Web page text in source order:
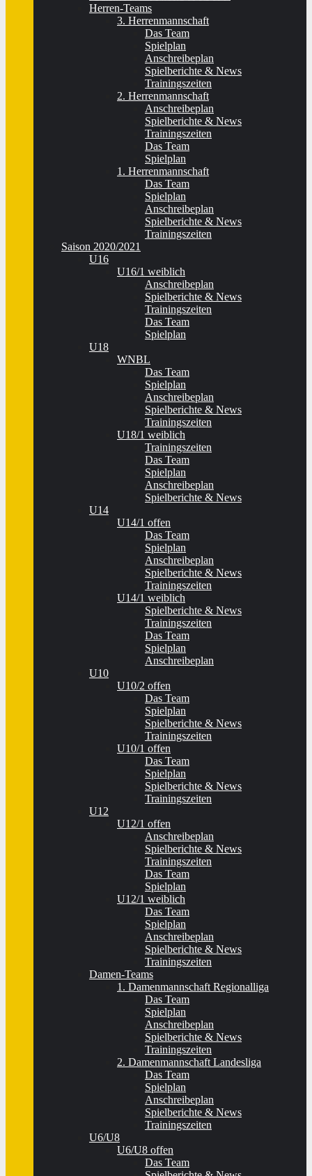
Herren-Teams
3. Herrenmannschaft
Das Team
Spielplan
Anschreibeplan
Spielberichte & News
Trainingszeiten
2. Herrenmannschaft
Anschreibeplan
Spielberichte & News
Trainingszeiten
Das Team
Spielplan
1. Herrenmannschaft
Das Team
Spielplan
Anschreibeplan
Spielberichte & News
Trainingszeiten
Saison 2020/2021
U16
U16/1 weiblich
Anschreibeplan
Spielberichte & News
Trainingszeiten
Das Team
Spielplan
U18
WNBL
Das Team
Spielplan
Anschreibeplan
Spielberichte & News
Trainingszeiten
U18/1 weiblich
Trainingszeiten
Das Team
Spielplan
Anschreibeplan
Spielberichte & News
U14
U14/1 offen
Das Team
Spielplan
Anschreibeplan
Spielberichte & News
Trainingszeiten
U14/1 weiblich
Spielberichte & News
Trainingszeiten
Das Team
Spielplan
Anschreibeplan
U10
U10/2 offen
Das Team
Spielplan
Spielberichte & News
Trainingszeiten
U10/1 offen
Das Team
Spielplan
Spielberichte & News
Trainingszeiten
U12
U12/1 offen
Anschreibeplan
Spielberichte & News
Trainingszeiten
Das Team
Spielplan
U12/1 weiblich
Das Team
Spielplan
Anschreibeplan
Spielberichte & News
Trainingszeiten
Damen-Teams
1. Damenmannschaft Regionalliga
Das Team
Spielplan
Anschreibeplan
Spielberichte & News
Trainingszeiten
2. Damenmannschaft Landesliga
Das Team
Spielplan
Anschreibeplan
Spielberichte & News
Trainingszeiten
U6/U8
U6/U8 offen
Das Team